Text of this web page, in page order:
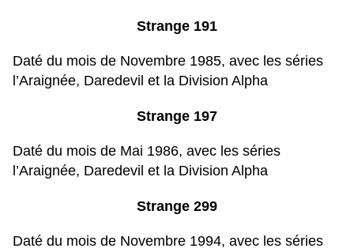
Strange 191
Daté du mois de Novembre 1985, avec les séries
l’Araignée, Daredevil et la Division Alpha
Strange 197
Daté du mois de Mai 1986, avec les séries
l’Araignée, Daredevil et la Division Alpha
Strange 299
Daté du mois de Novembre 1994, avec les séries